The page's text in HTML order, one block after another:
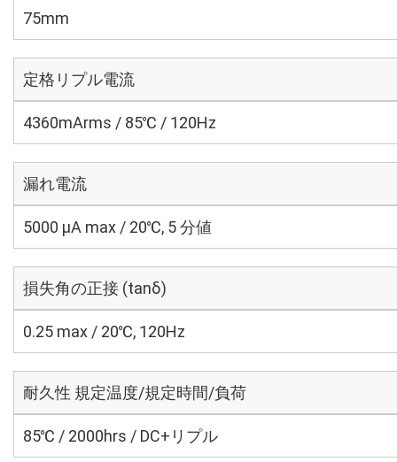
75mm
定格リプル電流
4360mArms / 85℃ / 120Hz
漏れ電流
5000 μA max / 20℃, 5 分値
損失角の正接 (tanδ)
0.25 max / 20℃, 120Hz
耐久性 規定温度/規定時間/負荷
85℃ / 2000hrs / DC+リプル